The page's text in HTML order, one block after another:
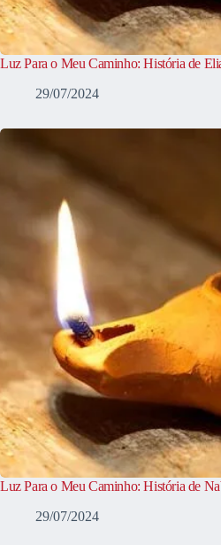
Luz Para o Meu Caminho: História de
29/07/2024
Luz Para o Meu Caminho: História de
29/07/2024